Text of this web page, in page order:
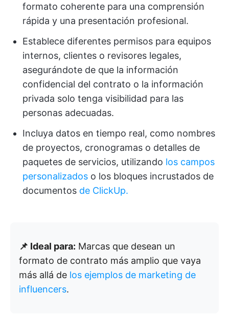
formato coherente para una comprensión
rápida y una presentación profesional.
Establece diferentes permisos para equipos
internos, clientes o revisores legales,
asegurándote de que la información
confidencial del contrato o la información
privada solo tenga visibilidad para las
personas adecuadas.
Incluya datos en tiempo real, como nombres
de proyectos, cronogramas o detalles de
paquetes de servicios, utilizando los campos
personalizados o los bloques incrustados de
documentos de ClickUp.
📌 Ideal para: Marcas que desean un
formato de contrato más amplio que vaya
más allá de los ejemplos de marketing de
influencers.